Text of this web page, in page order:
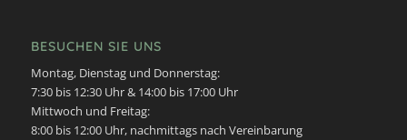
BESUCHEN SIE UNS
Montag, Dienstag und Donnerstag:
7:30 bis 12:30 Uhr & 14:00 bis 17:00 Uhr
Mittwoch und Freitag:
8:00 bis 12:00 Uhr, nachmittags nach Vereinbarung